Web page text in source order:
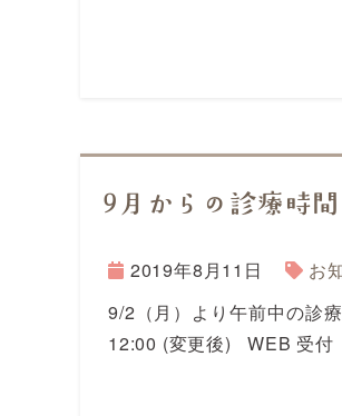
9月からの診療時間
2019年8月11日
お
9/2（月）より午前中の診
12:00 (変更後) WEB 受